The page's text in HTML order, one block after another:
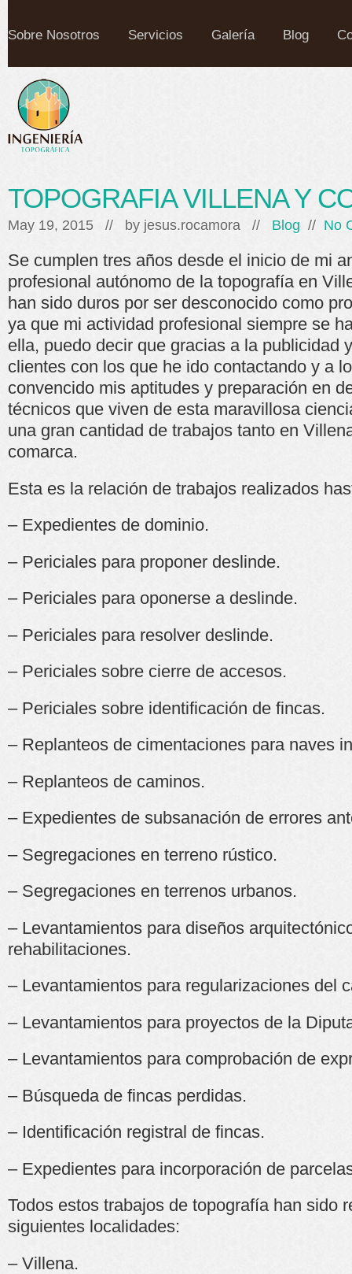
Sobre Nosotros Servicios Galería Blog
TOPOGRAFIA VILLENA Y
May 19, 2015 // by jesus.rocamora // Blog // No
Se cumplen tres años desde el inicio de mi
profesional autónomo de la topografía en
han sido duros por ser desconocido como
ya que mi actividad profesional siempre se
ella, puedo decir que gracias a la publicidad
clientes con los que he ido contactando y a
convencido mis aptitudes y preparación en
técnicos que viven de esta maravillosa
una gran cantidad de trabajos tanto en
comarca.
Esta es la relación de trabajos realizados
– Expedientes de dominio.
– Periciales para proponer deslinde.
– Periciales para oponerse a deslinde.
– Periciales para resolver deslinde.
– Periciales sobre cierre de accesos.
– Periciales sobre identificación de fincas.
– Replanteos de cimentaciones para naves
– Replanteos de caminos.
– Expedientes de subsanación de errores
– Segregaciones en terreno rústico.
– Segregaciones en terrenos urbanos.
– Levantamientos para diseños
rehabilitaciones.
– Levantamientos para regularizaciones del
– Levantamientos para proyectos de la
– Levantamientos para comprobación de
– Búsqueda de fincas perdidas.
– Identificación registral de fincas.
– Expedientes para incorporación de
Todos estos trabajos de topografía han sido
siguientes localidades:
– Villena.